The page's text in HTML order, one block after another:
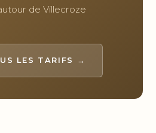
de Villecroze
LES TARIFS →